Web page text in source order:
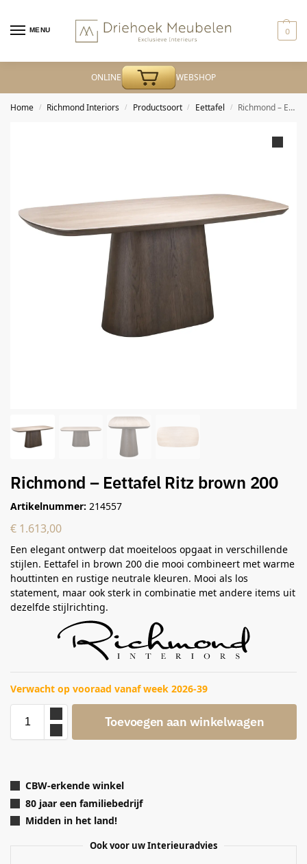
MENU 0
ONLINE WEBSHOP
Home / Richmond Interiors / Productsoort / Eettafel / Richmond – Eettafel Ritz brown 200
Richmond – Eettafel Ritz brown 200
Artikelnummer: 214557
€ 1.613,00
Een elegant ontwerp dat moeiteloos opgaat in verschillende
stijlen. Eettafel in brown 200 die mooi combineert met warme
houttinten en rustige neutrale kleuren. Mooi als los
statement, maar ook sterk in combinatie met andere items uit
dezelfde stijlrichting.
Verwacht op vooraad vanaf week 2026-39
Toevoegen aan winkelwagen
CBW-erkende winkel
80 jaar een familiebedrijf
Midden in het land!
Ook voor uw Interieuradvies